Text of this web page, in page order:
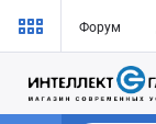
Форум